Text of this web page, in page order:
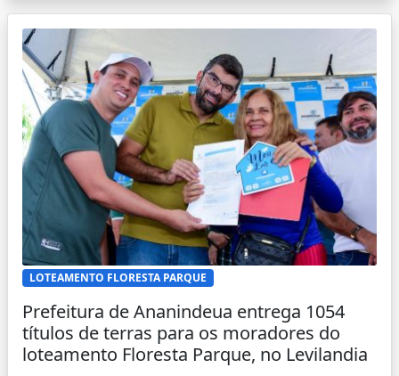
LOTEAMENTO FLORESTA PARQUE
Prefeitura de Ananindeua entrega 1054
títulos de terras para os moradores do
loteamento Floresta Parque, no Levilandia